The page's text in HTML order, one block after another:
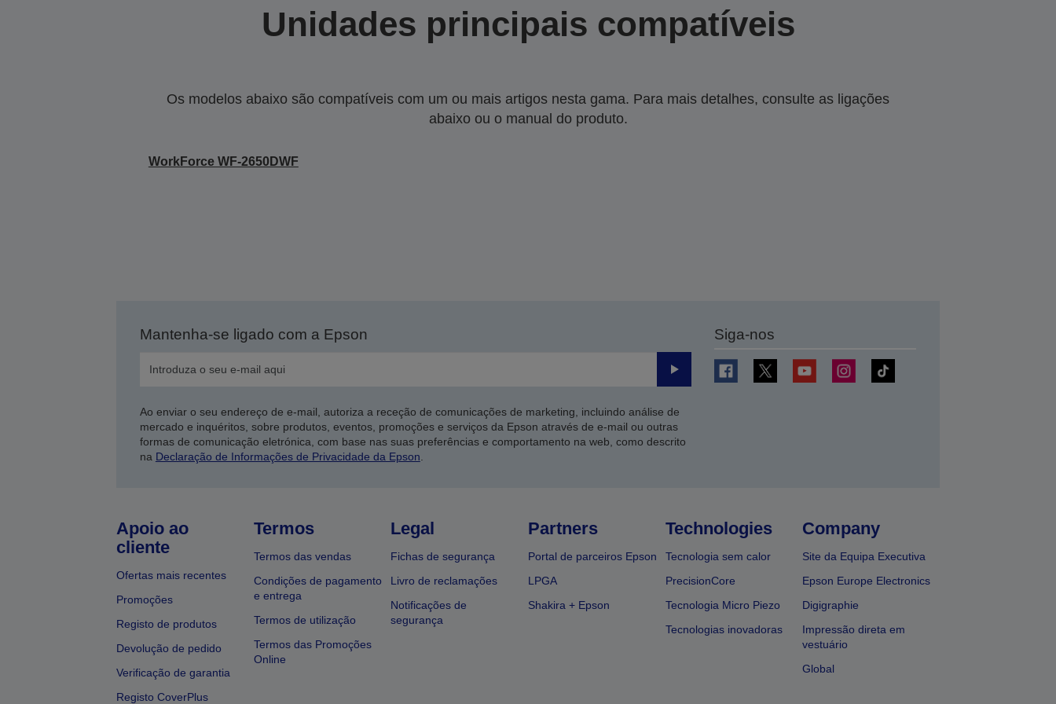
Unidades principais compatíveis
Os modelos abaixo são compatíveis com um ou mais artigos nesta gama. Para mais detalhes, consulte as ligações
abaixo ou o manual do produto.
WorkForce WF-2650DWF
Mantenha-se ligado com a Epson
Enviar
Ao enviar o seu endereço de e-mail, autoriza a receção de comunicações de marketing, incluindo análise de
mercado e inquéritos, sobre produtos, eventos, promoções e serviços da Epson através de e-mail ou outras
formas de comunicação eletrónica, com base nas suas preferências e comportamento na web, como descrito
na Declaração de Informações de Privacidade da Epson
Siga-nos
Apoio ao
cliente
Ofertas mais recentes
Promoções
Registo de produtos
Devolução de pedido
Verificação de garantia
Registo CoverPlus
Termos
Termos das vendas
Condições de pagamento
e entrega
Termos de utilização
Termos das Promoções
Online
Legal
Fichas de segurança
Livro de reclamações
Notificações de
segurança
Partners
Portal de parceiros Epson
LPGA
Shakira + Epson
Technologies
Tecnologia sem calor
PrecisionCore
Tecnologia Micro Piezo
Tecnologias inovadoras
Company
Site da Equipa Executiva
Epson Europe Electronics
Digigraphie
Impressão direta em
vestuário
Global